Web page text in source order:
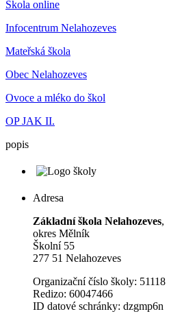
Škola online
Infocentrum Nelahozeves
Mateřská škola
Obec Nelahozeves
Ovoce a mléko do škol
OP JAK II.
popis
Adresa
Základní škola Nelahozeves,
okres Mělník
Školní 55
277 51 Nelahozeves
Organizační číslo školy: 51118
Redizo: 60047466
ID datové schránky: dzgmp6n